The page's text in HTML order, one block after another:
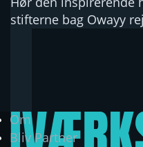
stifterne bag Owayy
Om
Bliv Partner